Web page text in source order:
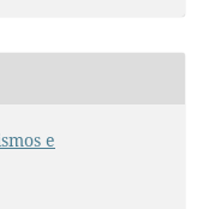
e